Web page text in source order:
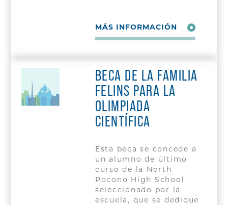
MÁS INFORMACIÓN
BECA DE LA FAMILIA
FELINS PARA LA
OLIMPIADA
CIENTÍFICA
Esta beca se concede a
un alumno de último
curso de la North
Pocono High School,
seleccionado por la
escuela, que se dedique